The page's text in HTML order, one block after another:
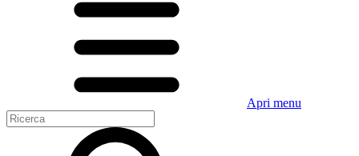
Apri menu